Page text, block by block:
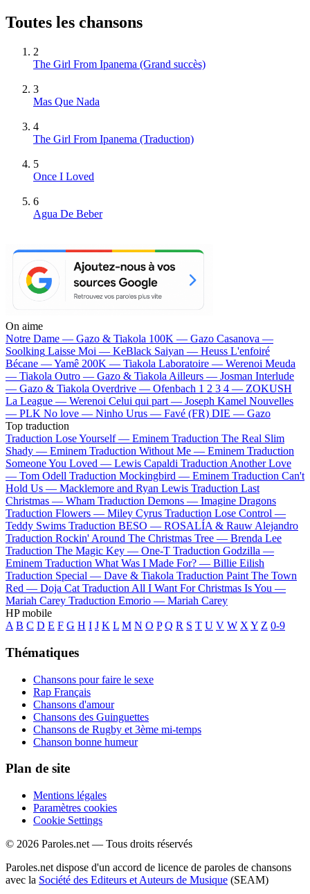
Toutes les chansons
2
The Girl From Ipanema (Grand succès)
3
Mas Que Nada
4
The Girl From Ipanema (Traduction)
5
Once I Loved
6
Agua De Beber
On aime
Notre Dame — Gazo & Tiakola 100K — Gazo Casanova —
Soolking Laisse Moi — KeBlack Saiyan — Heuss L'enfoiré
Bécane —Yamê 200K — Tiakola Laboratoire — Werenoi Meuda
— Tiakola Outro — Gazo & Tiakola Ailleurs — Josman Interlude
— Gazo & Tiakola Overdrive — Ofenbach 1 2 3 4 — ZOKUSH
La League — Werenoi Celui qui part — Joseph Kamel Nouvelles
— PLK No love — Ninho Urus — Favé (FR) DIE — Gazo
Top traduction
Traduction Lose Yourself — Eminem Traduction The Real Slim
Shady — Eminem Traduction Without Me — Eminem Traduction
Someone You Loved — Lewis Capaldi Traduction Another Love
— Tom Odell Traduction Mockingbird — Eminem Traduction Can't
Hold Us — Macklemore and Ryan Lewis Traduction Last
Christmas — Wham Traduction Demons — Imagine Dragons
Traduction Flowers — Miley Cyrus Traduction Lose Control —
Teddy Swims Traduction BESO — ROSALÍA & Rauw Alejandro
Traduction Rockin' Around The Christmas Tree — Brenda Lee
Traduction The Magic Key — One-T Traduction Godzilla —
Eminem Traduction What Was I Made For? — Billie Eilish
Traduction Special — Dave & Tiakola Traduction Paint The Town
Red — Doja Cat Traduction All I Want For Christmas Is You —
Mariah Carey Traduction Emorio — Mariah Carey
HP mobile
A B C D E F G H I J K L M N O P Q R S T U V W X Y Z 0-9
Thématiques
Chansons pour faire le sexe
Rap Français
Chansons d'amour
Chansons des Guinguettes
Chansons de Rugby et 3ème mi-temps
Chanson bonne humeur
Plan de site
Mentions légales
Paramètres cookies
Cookie Settings
© 2026 Paroles.net — Tous droits réservés
Paroles.net dispose d'un accord de licence de paroles de chansons
avec la Société des Editeurs et Auteurs de Musique (SEAM)